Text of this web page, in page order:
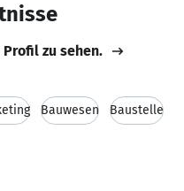
Profil zu sehen.
Bauwesen Baustelle